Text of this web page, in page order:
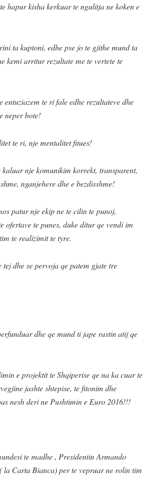
hapur kisha kerkuar te ngulitja ne koken e
ta kuptoni, edhe pse jo te gjithe mund ta
kemi arritur rezultate me te vertete te
te ri fale edhe rezultateve dhe
neper bote!
te ri, nje mentalitet fitues!
kaluar nje komunikim korrekt, transparent,
nganjehere dhe e bezdisshme!
patur nje ekip ne te cilin te punoj,
ofertave te punes, duke ditur qe vendi im
te realizimit te tyre.
dhe se pervoja qe patem gjate tre
dhe qe mund ti jape rastin atij qe
e projektit te Shqiperise qe na ka cuar te
jashte shtepise, te fitonim dhe
nesh deri ne Pushtimin e Euro 2016!!!
te madhe , Presidentin Armando
la Carta Bianca) per te vepruar ne rolin tim